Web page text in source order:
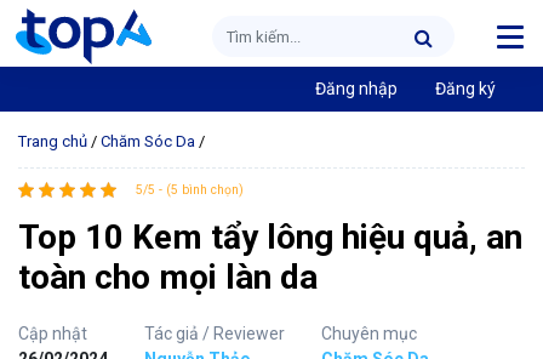
Đăng nhập Đăng ký
Trang chủ / Chăm Sóc Da /
5/5 - (5 bình chọn)
Top 10 Kem tẩy lông hiệu quả, an
toàn cho mọi làn da
Cập nhật
Tác giả / Reviewer
Chuyên mục